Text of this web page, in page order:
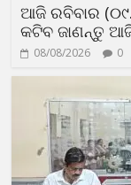
ଆଜି ରବିବାର
କଟିବ ଜାଣନ୍ତୁ
08/08/2026 0